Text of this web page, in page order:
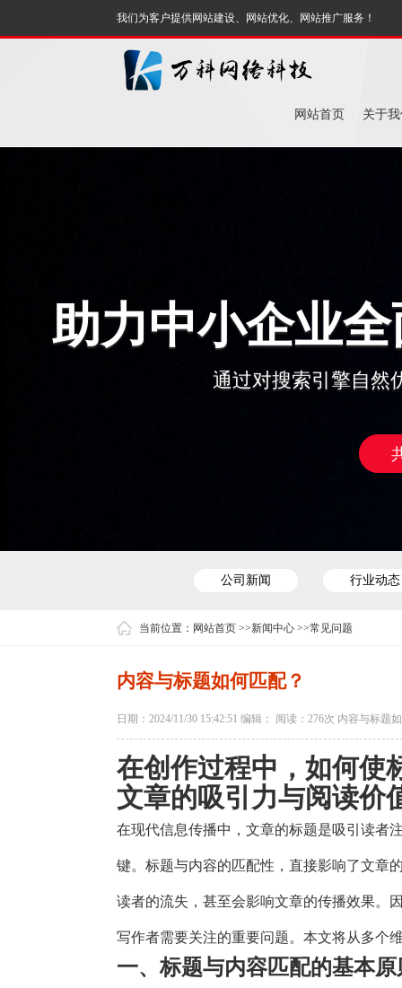
我们为客户提供网站建设、网站优化、网站推广服务！
网站首页 关于
助力中小企业
通过对搜索引擎自然
公司新闻 行业动态
当前位置： 网站首页 >>新闻中心 >>常见问题
内容与标题如何匹配？
日期：2024/11/30 15:42:51 编辑： 阅读： 276次 内容与标题
在创作过程中，如何使
文章的吸引力与阅读价
在现代信息传播中，文章的标题是吸引读者
键。标题与内容的匹配性，直接影响了文章
读者的流失，甚至会影响文章的传播效果。
写作者需要关注的重要问题。本文将从多个
一、标题与内容匹配的基本原